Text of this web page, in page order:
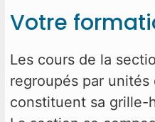
Votre
Les cours de la
regroupés par
constituent sa grille-